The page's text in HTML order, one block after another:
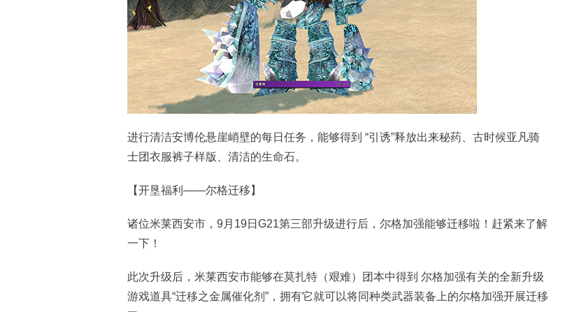
进行清洁安博伦悬崖峭壁的每日任务，能够得到 “引诱”释放出来秘药、古时候亚凡骑
士团衣服裤子样版、清洁的生命石。
【开垦福利——尔格迁移】
诸位米莱西安市，9月19日G21第三部升级进行后，尔格加强能够迁移啦！赶紧来了解
一下！
此次升级后，米莱西安市能够在莫扎特（艰难）团本中得到 尔格加强有关的全新升级
游戏道具“迁移之金属催化剂”，拥有它就可以将同种类武器装备上的尔格加强开展迁移